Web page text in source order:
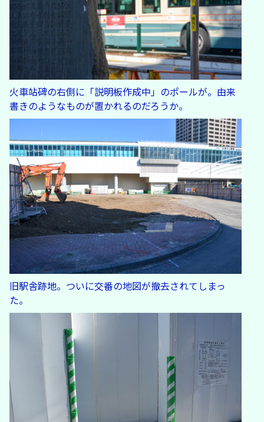
火車站碑の右側に「説明板作成中」のポールが。由来
書きのようなものが置かれるのだろうか。
旧駅舎跡地。ついに交番の地図が撤去されてしまっ
た。